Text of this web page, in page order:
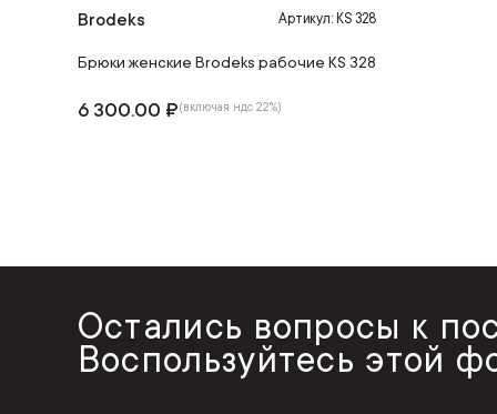
Brodeks Артикул: KS 328
Брюки женские Brodeks рабочие KS 328
6 300.00 ₽(включая ндс 22%)
Остались вопросы к
Воспользуйтесь этой